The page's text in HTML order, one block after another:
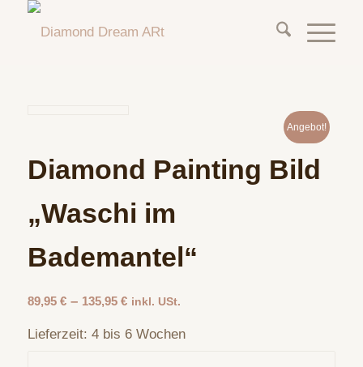
Angebot!
Diamond Painting Bild
„Waschi im
Bademantel“
89,95 €– 135,95 € inkl. USt.
Lieferzeit: 4 bis 6 Wochen